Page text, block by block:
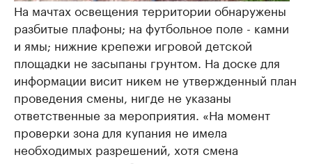
На мачтах освещения территории обнаружены
разбитые плафоны; на футбольное поле - камни
и ямы; нижние крепежи игровой детской
площадки не засыпаны грунтом. На доске для
информации висит никем не утвержденный план
проведения смены, нигде не указаны
ответственные за мероприятия. «На момент
проверки зона для купания не имела
необходимых разрешений, хотя смена